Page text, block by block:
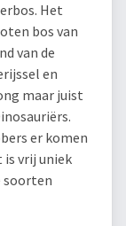
Het
bos van
van de
en
maar juist
er komen
is vrij uniek
soorten